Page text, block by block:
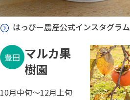
はっぴー農産公式インスタグラム
豊田 マルカ果
樹園
10月中旬～12月上旬